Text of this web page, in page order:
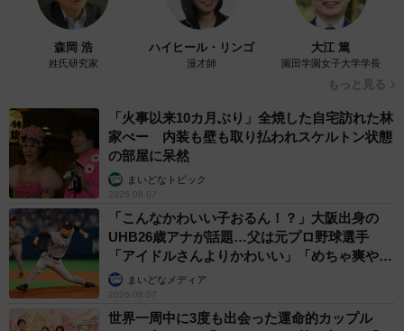
を拠点に活動するイラストレーターや写真家のほか、ドイ
ツやイスラエルの画家らを取り上げた。「珍しい海外アー
ティストをきっかけに美術に興味を持ってもらえたら」と
現在は看板メニューの開発や画塾、アートイベント開催な
ど、「新たなくる実」に向けたアイデアを構想中だ。「お
客さんが刺激を受けたり、交流の輪が広がったりするよう
な店を目指したい」と意気込む。
原則土日曜日のみ。午前10時～午後6時。詳細は店のインス
タグラム（@
art＿gallery＿kurumi
森岡 浩
姓氏研究家
ハイヒール・リンゴ
漫才師
大江 篤
園田学園女子大学学長
もっと見る
「火事以来10カ月ぶり」全焼した自宅訪れた林
家ぺー 内装も壁も取り払われスケルトン状態
の部屋に呆然
まいどなトピック
2026.08.07
「こんなかわいい子おるん！？」大阪出身の
UHB26歳アナが話題…父は元プロ野球選手
「アイドルさんよりかわいい」「めちゃ爽や
か」まいどなメディア
2026.08.07
世界一周中に3度も出会った運命的カップル